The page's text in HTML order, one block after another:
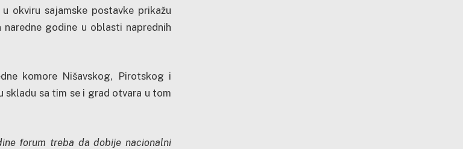
okviru sajamske postavke prikažu
godine u oblasti naprednih
komore Nišavskog, Pirotskog i
sa tim se i grad otvara u tom
forum treba da dobije nacionalni